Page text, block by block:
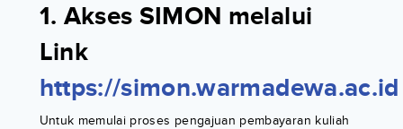
1. Akses SIMON melalui
Link
https://simon.warmadewa.ac.id
Untuk memulai proses pengajuan pembayaran kuliah